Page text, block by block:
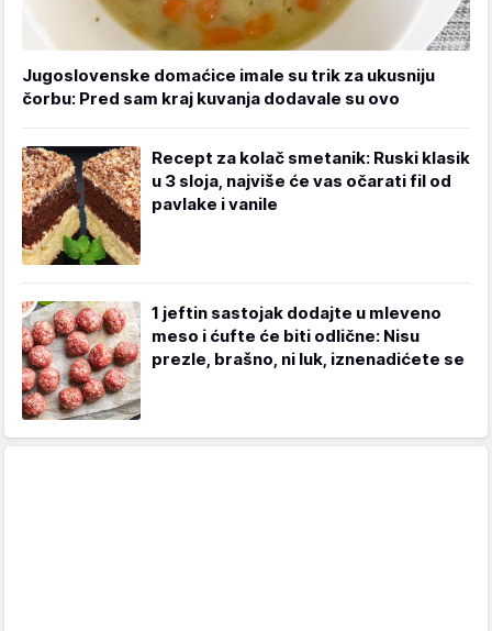
Jugoslovenske domaćice imale su trik za ukusniju
čorbu: Pred sam kraj kuvanja dodavale su ovo
Recept za kolač smetanik: Ruski klasik
u 3 sloja, najviše će vas očarati fil od
pavlake i vanile
1 jeftin sastojak dodajte u mleveno
meso i ćufte će biti odlične: Nisu
prezle, brašno, ni luk, iznenadićete se